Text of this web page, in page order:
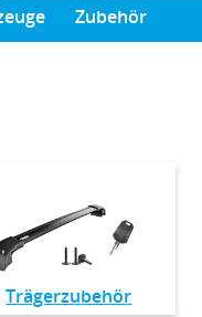
Zubehör
Trägerzubehör